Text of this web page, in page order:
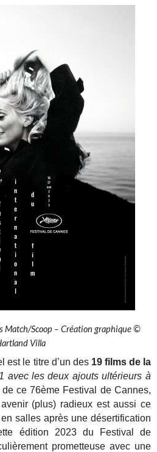
Match/Scoop – Création graphique ©
Villa
est le titre d’un des 19 films de la
avec les deux ajouts ultérieurs à
ce 76ème Festival de Cannes,
(plus) radieux est aussi ce
salles après une désertification
édition 2023 du Festival de
prometteuse avec une